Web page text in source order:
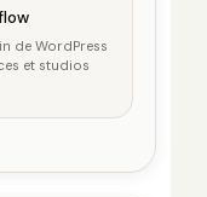
de WordPress
et studios